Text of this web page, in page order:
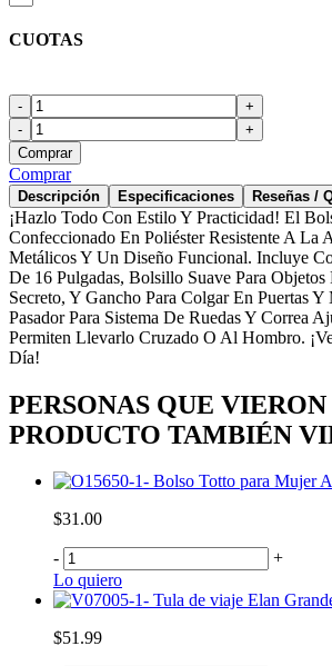
CUOTAS
-
+
-
+
Comprar
Comprar
Descripción Especificaciones Reseñas /
¡Hazlo Todo Con Estilo Y Practicidad! El
Confeccionado En Poliéster Resistente A La
Metálicos Y Un Diseño Funcional. Incluye
De 16 Pulgadas, Bolsillo Suave Para
Secreto, Y Gancho Para Colgar En Puertas Y
Pasador Para Sistema De Ruedas Y Correa
Permiten Llevarlo Cruzado O Al Hombro.
Día!
PERSONAS QUE VIERON
PRODUCTO TAMBIÉN
Bolso Totto para Mujer
$31.00
-
+
Lo quiero
Tula de viaje Elan
$51.99